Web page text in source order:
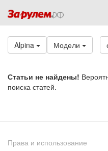
Alpina Модели
Статьи не найдены!
поиска статей.
Права и использование